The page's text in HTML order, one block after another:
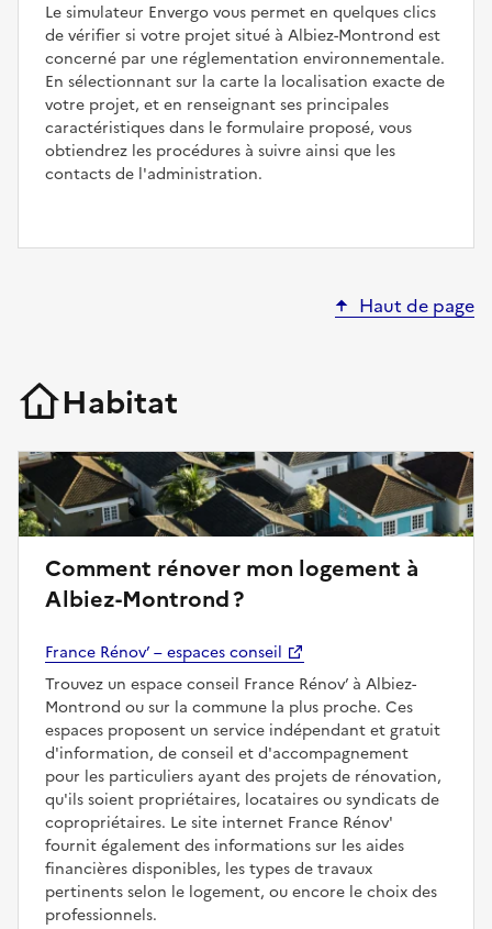
Le simulateur Envergo vous permet en quelques clics
de vérifier si votre projet situé à Albiez-Montrond est
concerné par une réglementation environnementale.
En sélectionnant sur la carte la localisation exacte de
votre projet, et en renseignant ses principales
caractéristiques dans le formulaire proposé, vous
obtiendrez les procédures à suivre ainsi que les
contacts de l'administration.
Haut de page
Habitat
Comment rénover mon logement à
Albiez-Montrond ?
France Rénov’ – espaces conseil
Trouvez un espace conseil France Rénov’ à Albiez-
Montrond ou sur la commune la plus proche. Ces
espaces proposent un service indépendant et gratuit
d'information, de conseil et d'accompagnement
pour les particuliers ayant des projets de rénovation,
qu'ils soient propriétaires, locataires ou syndicats de
copropriétaires. Le site internet France Rénov'
fournit également des informations sur les aides
financières disponibles, les types de travaux
pertinents selon le logement, ou encore le choix des
professionnels.